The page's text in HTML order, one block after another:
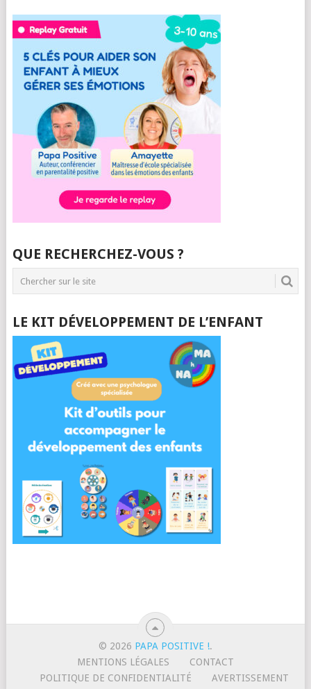
QUE RECHERCHEZ-VOUS ?
LE KIT DÉVELOPPEMENT DE L’ENFANT
© 2026 PAPA POSITIVE !.
MENTIONS LÉGALES
CONTACT
POLITIQUE DE CONFIDENTIALITÉ
AVERTISSEMENT